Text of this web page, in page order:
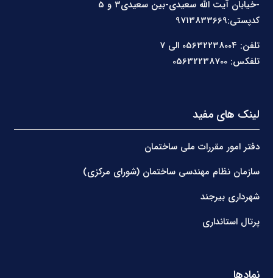
کدپستی:9713833669
تلفن: 05632238004 الی 7
تلفکس: 05632238700
لینک های مفید
دفتر امور مقررات ملی ساختمان
سازمان نظام مهندسی ساختمان (شورای مرکزی)
شهرداری بیرجند
پرتال استانداری